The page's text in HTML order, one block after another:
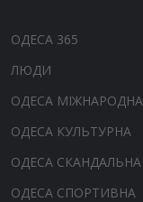
ОДЕСА 365
ЛЮДИ
ОДЕСА МІЖНАРОДНА
ОДЕСА КУЛЬТУРНА
ОДЕСА СКАНДАЛЬНА
ОДЕСА СПОРТИВНА